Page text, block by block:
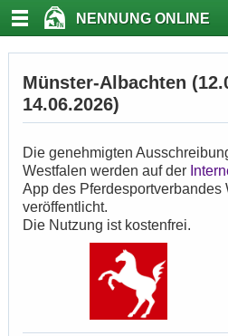
NENNUNG ONLINE
Münster-Albachten
14.06.2026)
Die genehmigten
Westfalen werden auf der
App des Pferdesportverbandes
veröffentlicht.
Die Nutzung ist kostenfrei.